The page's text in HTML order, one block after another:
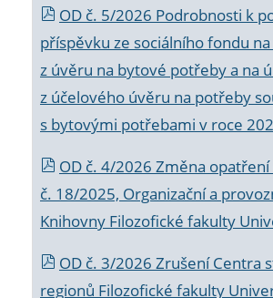
OD č. 5/2026 Podrobnosti k
příspěvku ze sociálního fondu
z úvěru na bytové potřeby a na
z účelového úvěru na potřeby
s bytovými potřebami v roce
OD č. 4/2026 Změna opatření
č. 18/2025, Organizační a
Knihovny Filozofické fakulty
OD č. 3/2026 Zrušení Centra
regionů Filozofické fakulty